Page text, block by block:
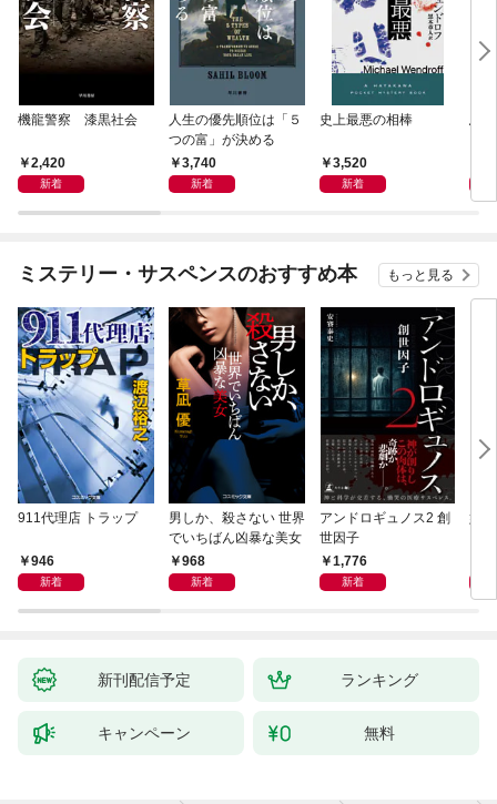
機龍警察 漆黒社会
2,420
新着
人生の優先順位は「５
つの富」が決める
3,740
新着
史上最悪の相棒
3,520
新着
鳥
ミステリー・サスペンスのおすすめ本 もっと見る
911代理店 トラップ
946
新着
男しか、殺さない 世界
でいちばん凶暴な美女
968
新着
アンドロギュノス2 創
世因子
1,776
新着
姐
新刊配信予定 ランキング
キャンペーン 無料